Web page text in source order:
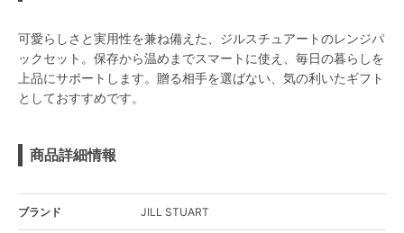
可愛らしさと実用性を兼ね備えた、ジルスチュアートのレンジパ
ックセット。保存から温めまでスマートに使え、毎日の暮らしを
上品にサポートします。贈る相手を選ばない、気の利いたギフト
としておすすめです。
商品詳細情報
ブランド JILL STUART